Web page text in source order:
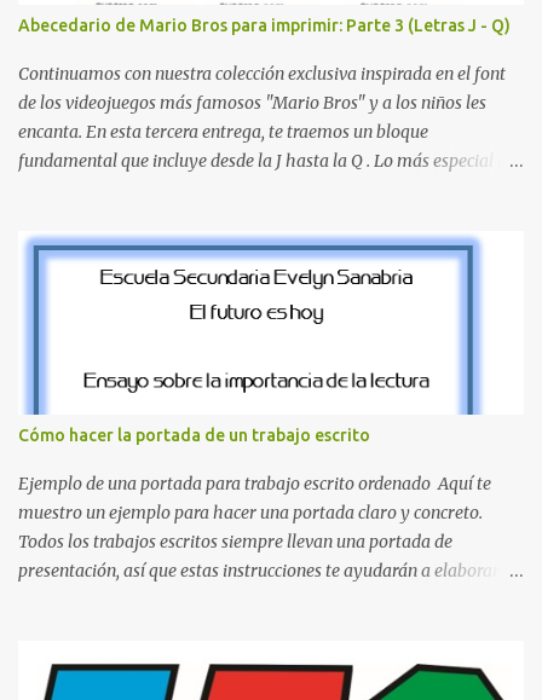
organizada y profesional. ¿Por qué son importantes los letreros
escolares? En una escuela conviven diariamente cientos de
personas. Para quienes visitan la institución por primera vez,
encontrar la biblioteca, la dirección o un aula específica puede
resultar c...
Abecedario de Mario Bros para imprimir: Parte 3 (Letras J - Q)
Continuamos con nuestra colección exclusiva inspirada en el font
de los videojuegos más famosos "Mario Bros" y a los niños les
encanta. En esta tercera entrega, te traemos un bloque
fundamental que incluye desde la J hasta la Q . Lo más especial de
desde la J hasta la Q ¿Qué incluye este bloque de letras? En esta
sección de evecrea.com , encontrarás imágenes individuales en alta
resolución de las siguientes letras: Letras vibrantes : La J y la M en
la Q en amarillo brillante, junto con la N y la P en un verde
inspirado en los niveles de los juegos. Formas icónicas : No te
pierdas la letra O , diseñada con ese estilo geométrico tan carac...
Cómo hacer la portada de un trabajo escrito
Ejemplo de una portada para trabajo escrito ordenado Aquí te
muestro un ejemplo para hacer una portada claro y concreto.
Todos los trabajos escritos siempre llevan una portada de
presentación, así que estas instrucciones te ayudarán a elaborar
ellos se puedan guiar con esta explicación. Los datos esenciales